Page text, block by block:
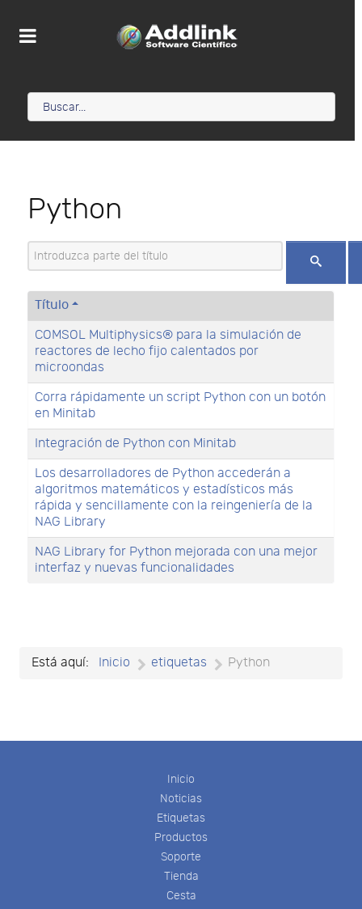
Python
Introduzca parte del título
Título
COMSOL Multiphysics® para la simulación de
reactores de lecho fijo calentados por
microondas
Corra rápidamente un script Python con un botón
en Minitab
Integración de Python con Minitab
Los desarrolladores de Python accederán a
algoritmos matemáticos y estadísticos más
rápida y sencillamente con la reingeniería de la
NAG Library
NAG Library for Python mejorada con una mejor
interfaz y nuevas funcionalidades
Está aquí: Inicio etiquetas Python
Inicio
Noticias
Etiquetas
Productos
Soporte
Tienda
Cesta